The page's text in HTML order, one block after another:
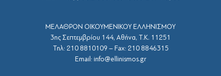
ΜΕΛΑΘΡΟΝ ΟΙΚΟΥΜΕΝΙΚΟΥ ΕΛΛΗΝΙΣΜΟΥ
3ης Σεπτεμβρίου 144, Αθήνα, Τ.Κ. 11251
Τηλ: 210 8810109 – Fax: 210 8846315
Email: info@ellinismos.gr